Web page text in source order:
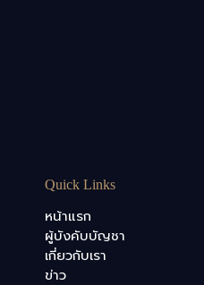
Quick Links
หน้าแรก
ผู้บังคับบัญชา
เกี่ยวกับเรา
ข่าว